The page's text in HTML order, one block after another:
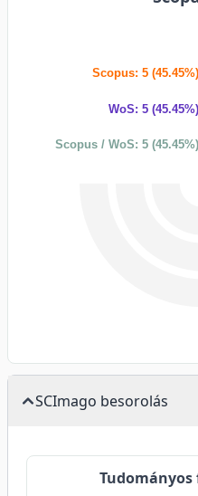
Scopus: 5 (45.45%)
WoS: 5 (45.45%)
Scopus / WoS: 5 (45.45%)
SCImago besorolás